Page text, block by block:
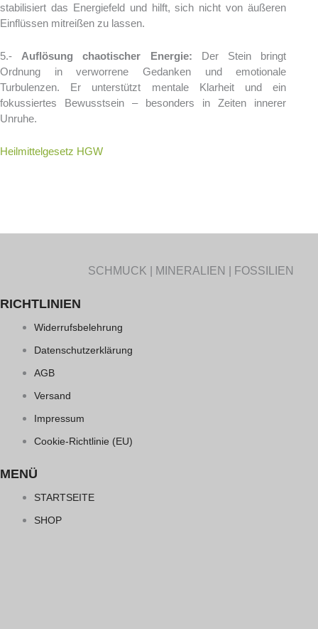
stabilisiert das Energiefeld und hilft, sich nicht von äußeren
Einflüssen mitreißen zu lassen.
5.- Auflösung chaotischer Energie: Der Stein bringt
Ordnung in verworrene Gedanken und emotionale
Turbulenzen. Er unterstützt mentale Klarheit und ein
fokussiertes Bewusstsein – besonders in Zeiten innerer
Unruhe.
Heilmittelgesetz HGW
SCHMUCK | MINERALIEN | FOSSILIEN
RICHTLINIEN
Widerrufsbelehrung
Datenschutzerklärung
AGB
Versand
Impressum
Cookie-Richtlinie (EU)
MENÜ
STARTSEITE
SHOP